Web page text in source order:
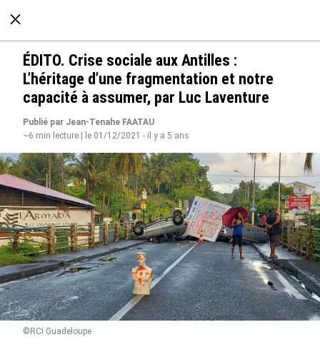
À LA UNE POLITIQUE ECONOMIE
Avec VEENI, le Guadeloupéen Yanis Foy entend
participer au développement touristique des
Outre-mer
le 06/08/2026
ÉDITO. Crise sociale aux Antilles :
L’héritage d’une fragmentation et notre
capacité à assumer, par Luc Laventure
Publié par Jean-Tenahe FAATAU
~6 min lecture | le 01/12/2021 - il y a 5 ans
©RCI Guadeloupe